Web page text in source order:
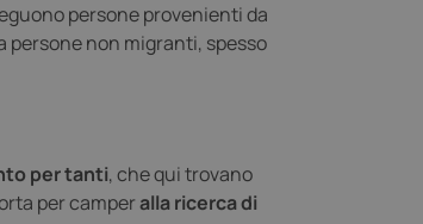
persone provenienti da
persone non migranti, spesso
per tanti, che qui trovano
per camperalla ricerca di